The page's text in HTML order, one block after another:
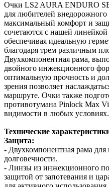
Очки LS2 AURA ENDURO
для любителей
максимальный комфорт и
сочетаются с нашей
обеспечивая идеальную
благодаря трем различным
Двухкомпонентная рама,
двойного инжекционного
оптимальную прочность и
зрения позволяет
маршруте. Очки также
противотумана Pinlock Max
видимости в любых условиях.
Технические
Защита:
- Двухкомпонентная рама
долговечности.
- Линзы из инжекционного
защитой от запотевания и